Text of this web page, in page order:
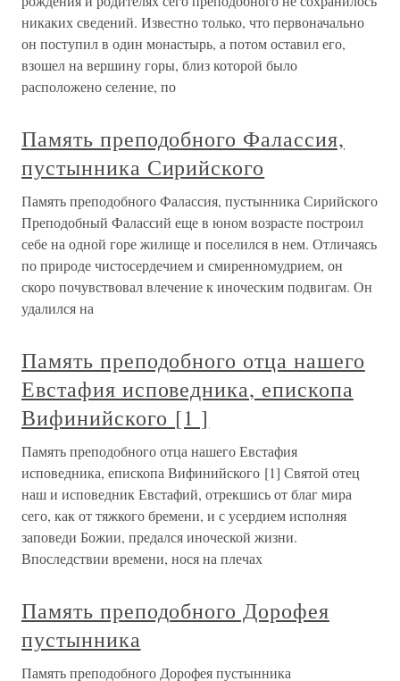
никаких сведений. Известно только, что первоначально
он поступил в один монастырь, а потом оставил его,
взошел на вершину горы, близ которой было
расположено селение, по
Память преподобного Фалассия,
пустынника Сирийского
Память преподобного Фалассия, пустынника Сирийского
Преподобный Фалассий еще в юном возрасте построил
себе на одной горе жилище и поселился в нем. Отличаясь
по природе чистосердечием и смиренномудрием, он
скоро почувствовал влечение к иноческим подвигам. Он
удалился на
Память преподобного отца нашего
Евстафия исповедника, епископа
Вифинийского [1 ]
Память преподобного отца нашего Евстафия
исповедника, епископа Вифинийского [1] Святой отец
наш и исповедник Евстафий, отрекшись от благ мира
сего, как от тяжкого бремени, и с усердием исполняя
заповеди Божии, предался иноческой жизни.
Впоследствии времени, нося на плечах
Память преподобного Дорофея
пустынника
Память преподобного Дорофея пустынника